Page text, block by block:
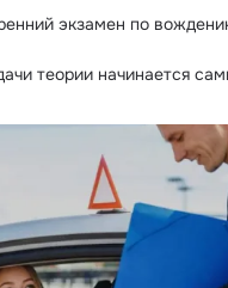
экзамен по
теории начинается